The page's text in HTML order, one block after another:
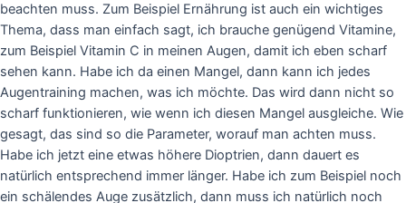
beachten muss. Zum Beispiel Ernährung ist auch ein wichtiges
Thema, dass man einfach sagt, ich brauche genügend Vitamine,
zum Beispiel Vitamin C in meinen Augen, damit ich eben scharf
sehen kann. Habe ich da einen Mangel, dann kann ich jedes
Augentraining machen, was ich möchte. Das wird dann nicht so
scharf funktionieren, wie wenn ich diesen Mangel ausgleiche. Wie
gesagt, das sind so die Parameter, worauf man achten muss.
Habe ich jetzt eine etwas höhere Dioptrien, dann dauert es
natürlich entsprechend immer länger. Habe ich zum Beispiel noch
ein schälendes Auge zusätzlich, dann muss ich natürlich noch